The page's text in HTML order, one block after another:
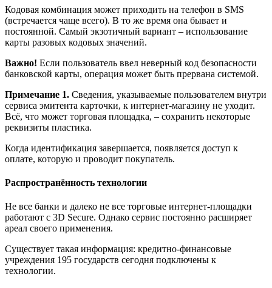
Кодовая комбинация может приходить на телефон в SMS
(встречается чаще всего). В то же время она бывает и
постоянной. Самый экзотичный вариант – использование
карты разовых кодовых значений.
Важно! Если пользователь ввел неверный код безопасности
банковской карты, операция может быть прервана системой.
Примечание 1. Сведения, указываемые пользователем внутри
сервиса эмитента карточки, к интернет-магазину не уходит.
Всё, что может торговая площадка, – сохранить некоторые
реквизиты пластика.
Когда идентификация завершается, появляется доступ к
оплате, которую и проводит покупатель.
Распространённость технологии
Не все банки и далеко не все торговые интернет-площадки
работают с 3D Secure. Однако сервис постоянно расширяет
ареал своего применения.
Существует такая информация: кредитно-финансовые
учреждения 195 государств сегодня подключены к
технологии.